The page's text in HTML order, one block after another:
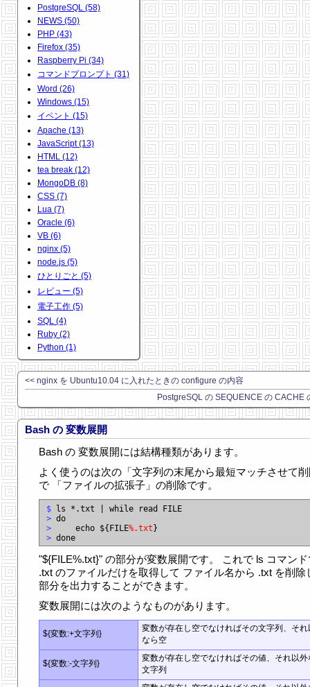
PostgreSQL (58)
NEWS (50)
PHP (43)
Firefox (35)
Raspberry Pi (34)
コマンドプロンプト (31)
Word (26)
Windows (15)
イベント (15)
Apache (13)
JavaScript (13)
HTML (12)
tea break (12)
MongoDB (8)
CSS (7)
Lua (7)
Oracle (6)
VB (6)
nginx (5)
node.js (5)
ひとりごと (5)
レビュー (5)
電子工作 (5)
SQL (4)
Ruby (2)
Python (1)
<< nginx を Ubuntu10.04 に入れたときの configure の内容
PostgreSQL の SEQUENCE の CACHE
Bash の 変数展開
Bash の 変数展開には結構種類があります。
よく使うのは次の「文字列の末尾から最短マッチさせて
で 「ファイルの拡張子」の削除です。
$
>
>
     echo ${FILE
%.txt
>
"${FILE%.txt}" の部分が変数展開です。 これで ls コマンド
.txt のファイルだけを取得して ファイル名から .txt を削除
部分を出力することができます。
変数展開には次のようなものがあります。
${変数:+文字列}
変数が存在し空でなければその文字列、それ
なら空
${変数:-文字列}
変数が存在し空でなければその値、それ以外
文字列